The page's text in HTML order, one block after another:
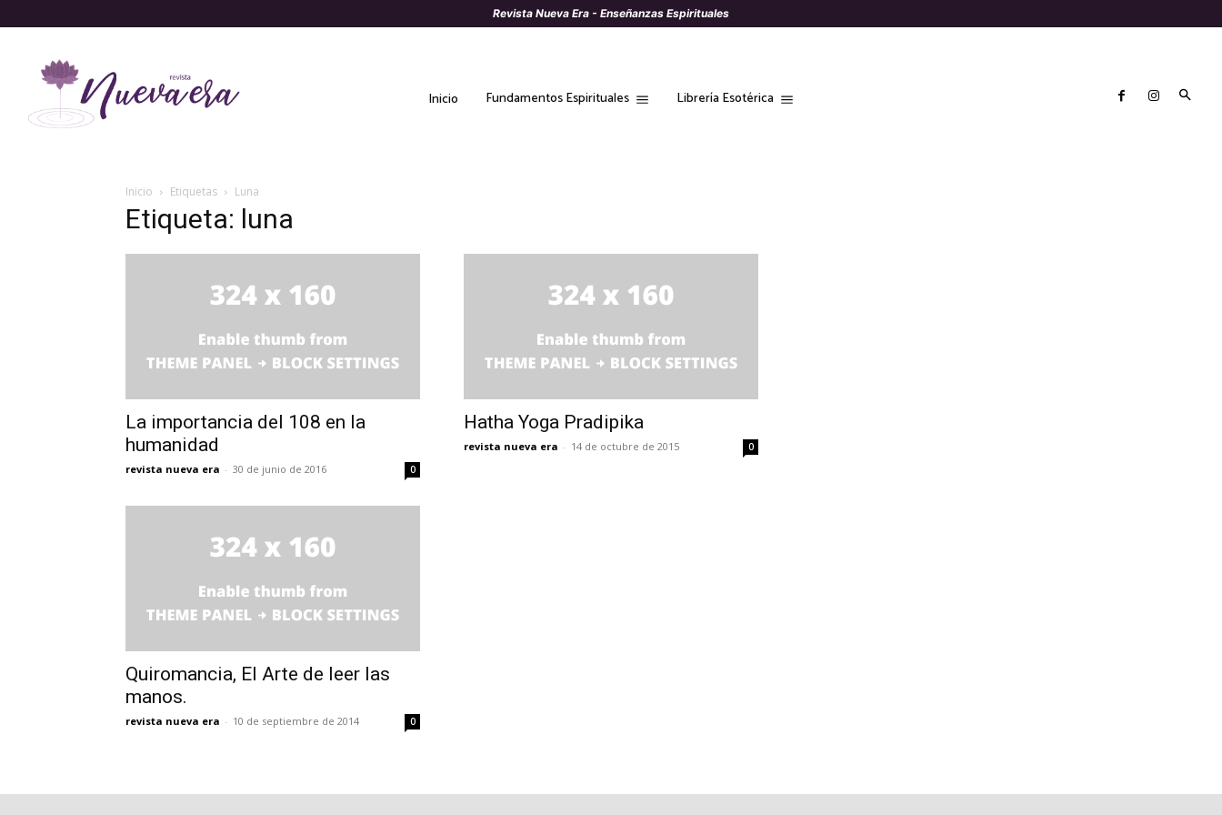
Revista Nueva Era - Enseñanzas Espirituales
Inicio Fundamentos Espirituales Librería Esotérica
Inicio Etiquetas Luna
Etiqueta: luna
La importancia del 108 en la
humanidad
revista nueva era - 30 de junio de 2016 0
Hatha Yoga Pradipika
revista nueva era - 14 de octubre de 2015 0
Quiromancia, El Arte de leer las
manos.
revista nueva era - 10 de septiembre de 2014 0